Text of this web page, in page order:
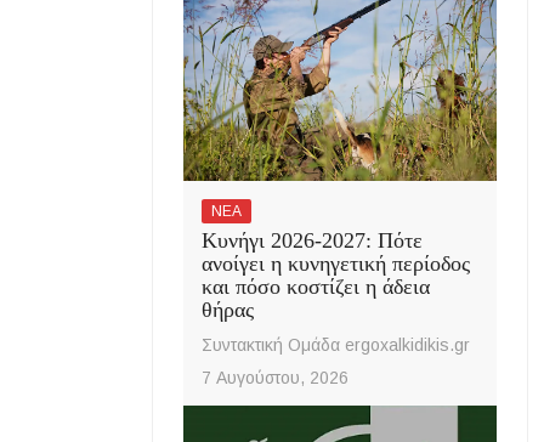
ΝΕΑ
Κυνήγι 2026-2027: Πότε
ανοίγει η κυνηγετική περίοδος
και πόσο κοστίζει η άδεια
θήρας
Συντακτική Ομάδα ergoxalkidikis.gr
7 Αυγούστου, 2026